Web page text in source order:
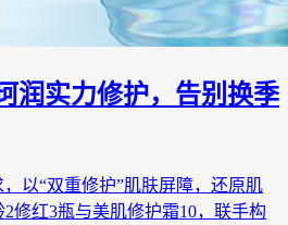
润实力修护，告别换季
以“双重修护”肌肤屏障，还原肌
修红3瓶与美肌修护霜10，联手构